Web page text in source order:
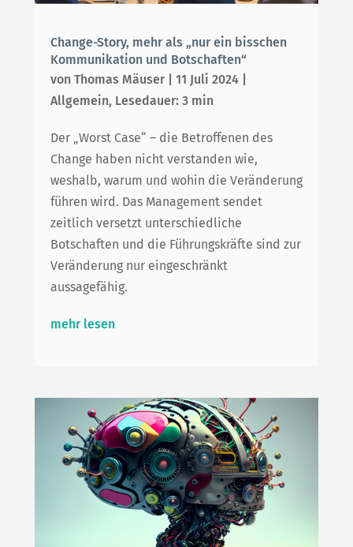
HOME
DIAGNOSE-WORKSHOP
FÜR SCALE-UPS
ÜBER UNS
BLOG
KONTAKT
Change-Story, mehr als „nur ein bisschen
Kommunikation und Botschaften“
von Thomas Mäuser| 11 Juli 2024|
Allgemein, Lesedauer: 3 min
Der „Worst Case“ – die Betroffenen des
Change haben nicht verstanden wie,
weshalb, warum und wohin die Veränderung
führen wird. Das Management sendet
zeitlich versetzt unterschiedliche
Botschaften und die Führungskräfte sind zur
Veränderung nur eingeschränkt
aussagefähig.
mehr lesen